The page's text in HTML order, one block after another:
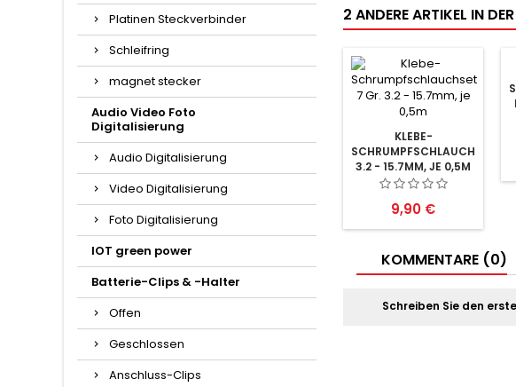
Platinen Steckverbinder
Schleifring
magnet stecker
Audio Video Foto
Digitalisierung
Audio Digitalisierung
Video Digitalisierung
Foto Digitalisierung
IOT green power
Batterie-Clips & -Halter
Offen
Geschlossen
Anschluss-Clips
2 ANDERE ARTIKEL IN
KLEBE-
SCHRUMPFSCHLAUCHSET
3.2 - 15.7MM, JE 0,5M
Preis
9,90 €
KOMMENTARE (0)
Schreiben Sie den